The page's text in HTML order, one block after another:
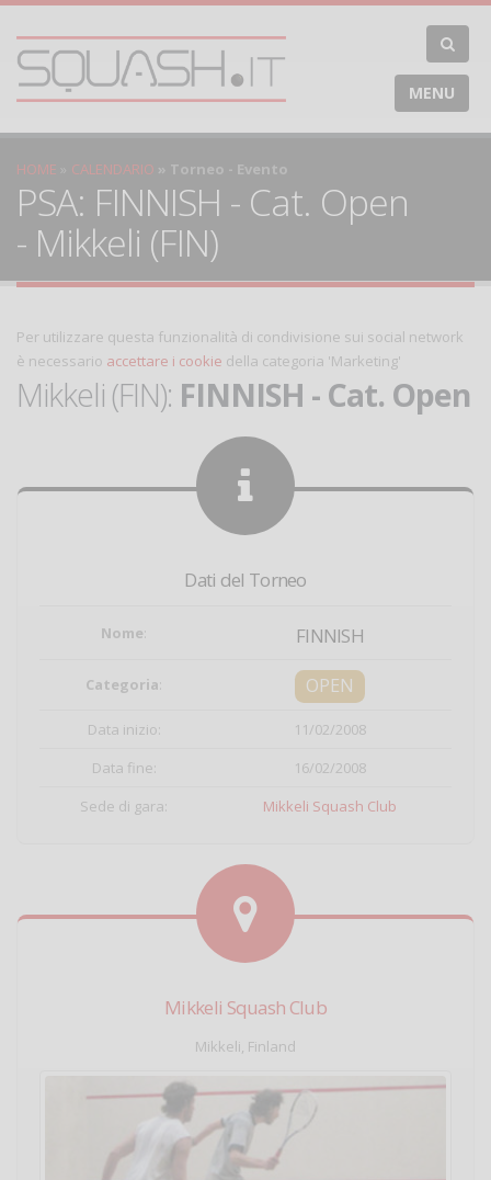
MENU
HOME CALENDARIO Torneo - Evento
PSA: FINNISH - Cat. Open
- Mikkeli (FIN)
Per utilizzare questa funzionalità di condivisione sui social network
è necessario accettare i cookie della categoria 'Marketing'
Mikkeli (FIN): FINNISH - Cat. Open
Dati del Torneo
Nome: FINNISH
Categoria: OPEN
Data inizio:
11/02/2008
Data fine:
16/02/2008
Sede di gara:
Mikkeli Squash Club
Mikkeli Squash Club
Mikkeli, Finland